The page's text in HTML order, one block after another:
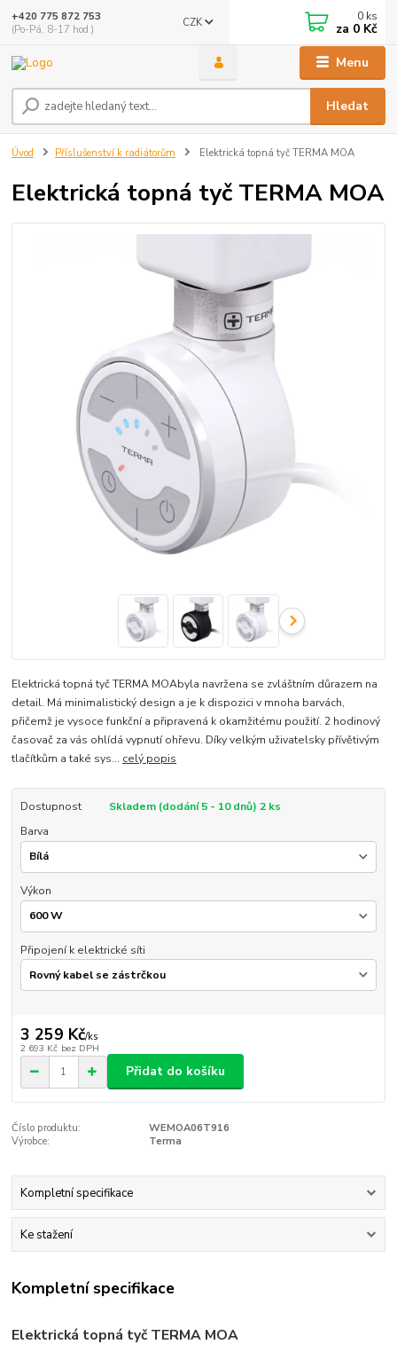
Menu
CZK
Hledat
+420 775 872 753
(Po-Pá, 8-17 hod.)
0 ks
za 0 Kč
Úvod Příslušenství k radiátorům Elektrická topná tyč TERMA MOA
Elektrická topná tyč TERMA MOA
Elektrická topná tyč TERMA MOAbyla navržena se zvláštním důrazem na
detail. Má minimalistický design a je k dispozici v mnoha barvách,
přičemž je vysoce funkční a připravená k okamžitému použití. 2 hodinový
časovač za vás ohlídá vypnutí ohřevu. Díky velkým uživatelsky přívětivým
tlačítkům a také sys... celý popis
Dostupnost
Skladem (dodání 5 - 10 dnů) 2 ks
Barva
Výkon
Připojení k elektrické síti
3 259 Kč/ks
2 693 Kč bez DPH
Přidat do košíku
Číslo produktu:
WEMOA06T916
Výrobce:
Terma
Kompletní specifikace
Ke stažení
Kompletní specifikace
Elektrická topná tyč TERMA MOA